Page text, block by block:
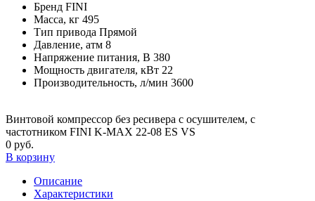
Бренд FINI
Масса, кг 495
Тип привода Прямой
Давление, атм 8
Напряжение питания, В 380
Мощность двигателя, кВт 22
Производительность, л/мин 3600
Винтовой компрессор без ресивера с осушителем, с
частотником FINI K-MAX 22-08 ES VS
0 руб.
В корзину
Описание
Характеристики